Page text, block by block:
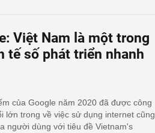
Việt Nam là một trong
tế số phát triển nhanh
của Google năm 2020 đã được công
lớn trong về việc sử dụng internet cũng
người dùng với tiêu đề Vietnam's